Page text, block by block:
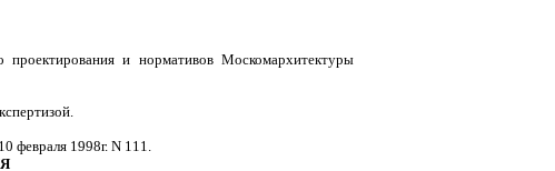
и нормативов Москомархитектуры
февраля 1998г. N 111.